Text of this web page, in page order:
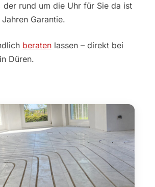
der rund um die Uhr für Sie da ist
Garantie.
beraten lassen – direkt bei
Düren.